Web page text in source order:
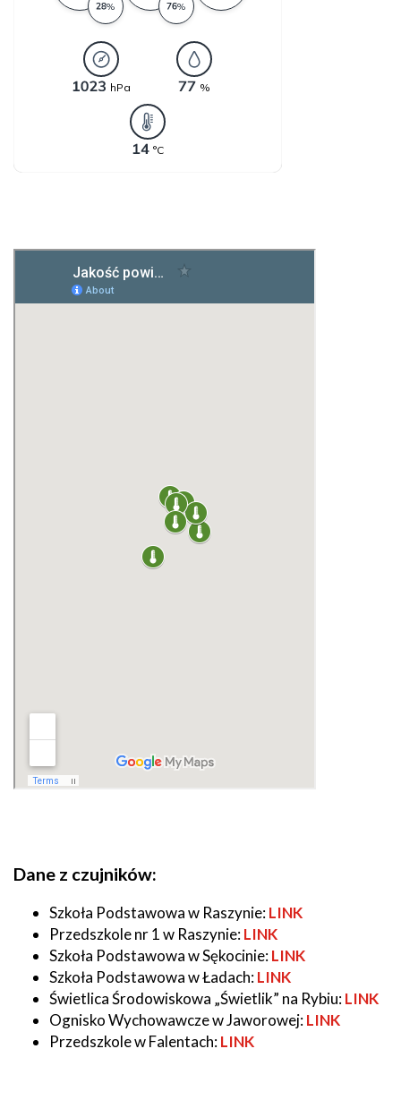
Dane z czujników:
Szkoła Podstawowa w Raszynie:LINK
Przedszkole nr 1 w Raszynie:LINK
Szkoła Podstawowa w Sękocinie:LINK
Szkoła Podstawowa w Ładach:LINK
Świetlica Środowiskowa „Świetlik” na Rybiu:LINK
Ognisko Wychowawcze w Jaworowej:LINK
Przedszkole w Falentach:LINK